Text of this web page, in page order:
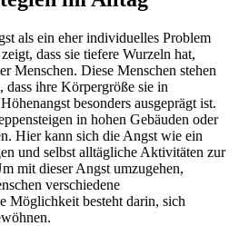
als ein eher individuelles Problem
dass sie tiefere Wurzeln hat,
Menschen. Diese Menschen stehen
ihre Körpergröße sie in
besonders ausgeprägt ist.
in hohen Gebäuden oder
Hier kann sich die Angst wie ein
und selbst alltägliche Aktivitäten zur
mit dieser Angst umzugehen,
verschiedene
Möglichkeit besteht darin, sich